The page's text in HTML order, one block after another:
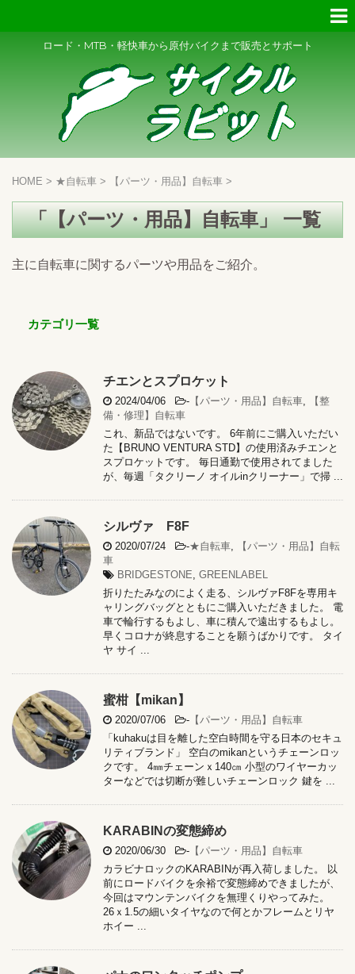
ロード・MTB・軽快車から原付バイクまで販売とサポート
HOME > ★自転車 > 【パーツ・用品】自転車 >
「【パーツ・用品】自転車」 一覧
主に自転車に関するパーツや用品をご紹介。
カテゴリ一覧
チエンとスプロケット
2024/04/06 - 【パーツ・用品】自転車,
【整
備・修理】自転車
これ、新品ではないです。 6年前にご購入いただい
た【BRUNO VENTURA STD】の使用済みチエンと
スプロケットです。 毎日通勤で使用されてました
が、毎週「タクリーノ オイルinクリーナー」で掃 ...
シルヴァ F8F
2020/07/24 -★自転車,
【パーツ・用品】自転
車
BRIDGESTONE, GREENLABEL
折りたたみなのによく走る、シルヴァF8Fを専用キ
ャリングバッグとともにご購入いただきました。 電
車で輪行するもよし、車に積んで遠出するもよし。
早くコロナが終息することを願うばかりです。 タイ
ヤ サイ ...
蜜柑【mikan】
2020/07/06 - 【パーツ・用品】自転車
「kuhakuは目を離した空白時間を守る日本のセキュ
リティブランド」 空白のmikanというチェーンロッ
クです。 4㎜チェーンｘ140㎝ 小型のワイヤーカッ
ターなどでは切断が難しいチェーンロック 鍵を ...
KARABINの変態締め
2020/06/30 - 【パーツ・用品】自転車
カラビナロックのKARABINが再入荷しました。 以
前にロードバイクを余裕で変態締めできましたが、
今回はマウンテンバイクを無理くりやってみた。
26ｘ1.5の細いタイヤなので何とかフレームとリヤ
ホイー ...